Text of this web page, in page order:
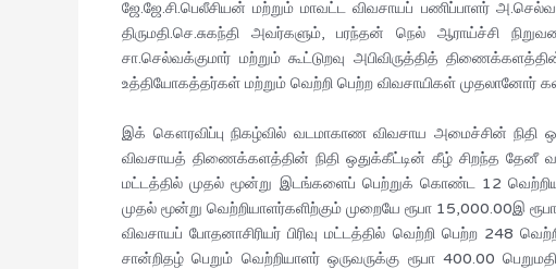
ஜே.ஜே.சி.பெலீசியன் மற்றும் மாவட்ட விவசாயப் பணிப்பாளர்
திருமதி.செ.சுகந்தி அவர்களும், பரந்தன் நெல் ஆராய்ச்சி
சா.செல்வக்குமார் மற்றும் கூட்டுறவு அபிவிருத்தித்
உத்தியோகத்தர்கள் மற்றும் வெற்றி பெற்ற விவசாயிகள் முதலானோர்
இக் கௌரவிப்பு நிகழ்வில் வடமாகாண விவசாய அமைச்சின்
விவசாயத் திணைக்களத்தின் நிதி ஒதுக்கீட்டின் கீழ் சிறந்த
மட்டத்தில் முதல் மூன்று இடங்களைப் பெற்றுக் கொண்ட 12
முதல் மூன்று வெற்றியாளர்களிற்கும் முறையே ரூபா 15,000.00இ
விவசாயப் போதனாசிரியர் பிரிவு மட்டத்தில் வெற்றி பெற்ற
சான்றிதழ் பெறும் வெற்றியாளர் ஒருவருக்கு ரூபா 400.00